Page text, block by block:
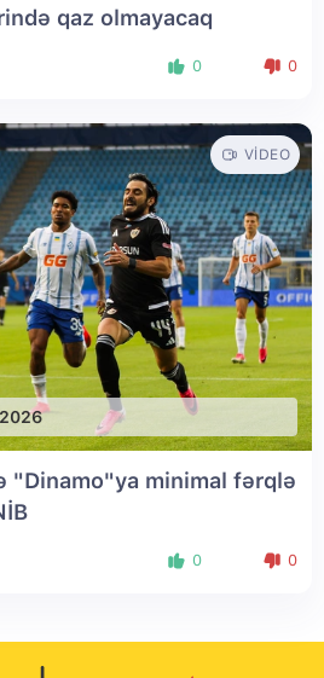
qaz olmayacaq
0 0
VIDEO
"Dinamo"ya minimal fərqlə
0 0